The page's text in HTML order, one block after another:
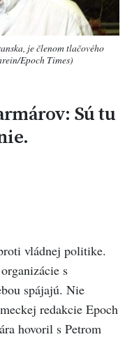
je členom tlačového
Epoch Times)
Sú tu
vládnej politike.
s
spájajú. Nie
redakcie Epoch
hovoril s Petrom